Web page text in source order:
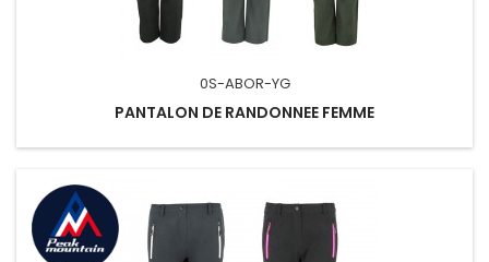
0S-ABOR-YG
PANTALON DE RANDONNEE FEMME